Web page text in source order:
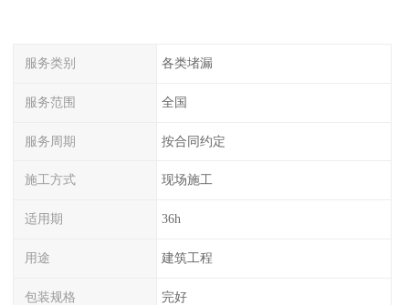
服务类别 各类堵漏
服务范围 全国
服务周期 按合同约定
施工方式 现场施工
适用期 36h
用途 建筑工程
包装规格 完好